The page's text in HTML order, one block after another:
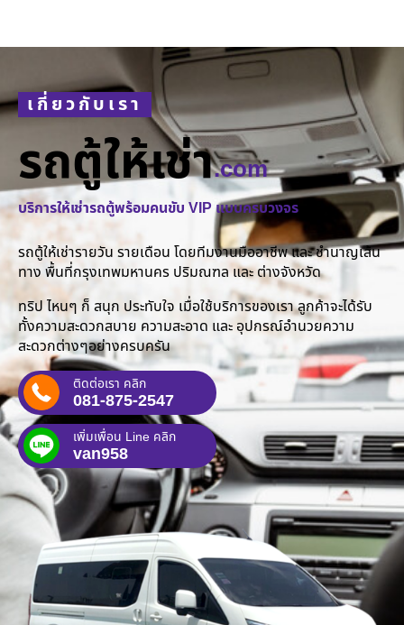
เกี่ยวกับเรา
รถตู้ให้เช่า.com
บริการให้เช่ารถตู้พร้อมคนขับ VIP แบบครบวงจร
รถตู้ให้เช่ารายวัน รายเดือน โดยทีมงานมืออาชีพ และ ชำนาญเส้น
ทาง พื้นที่กรุงเทพมหานคร ปริมณฑล และ ต่างจังหวัด
ทริป ไหนๆ ก็ สนุก ประทับใจ เมื่อใช้บริการของเรา ลูกค้าจะได้รับ
ทั้งความสะดวกสบาย ความสะอาด และ อุปกรณ์อำนวยความ
สะดวกต่างๆอย่างครบครัน
ติดต่อเรา คลิก
081-875-2547
เพิ่มเพื่อน Line คลิก
van958